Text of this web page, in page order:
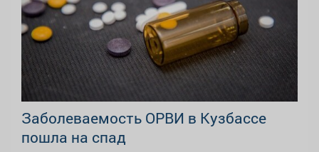
Заболеваемость ОРВИ в Кузбассе
пошла на спад